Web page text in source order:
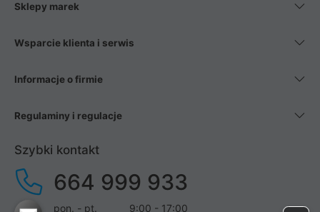
Sklepy marek
Wsparcie klienta i serwis
Informacje o firmie
Regulaminy i regulacje
Szybki kontakt
664 999 933
pon. - pt. 9:00 - 17:00